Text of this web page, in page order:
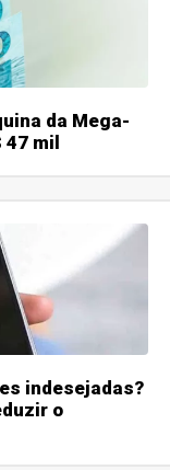
da Mega-
mil
indesejadas?
o